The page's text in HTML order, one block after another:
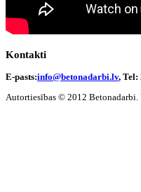
Kontakti
E-pasts:info@betonadarbi.lv, Tel:
Autortiesības © 2012 Betonadarbi.